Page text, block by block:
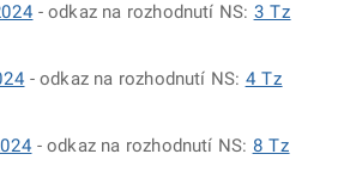
- odkaz na rozhodnutí NS: 3 Tz
- odkaz na rozhodnutí NS: 4 Tz
- odkaz na rozhodnutí NS: 8 Tz